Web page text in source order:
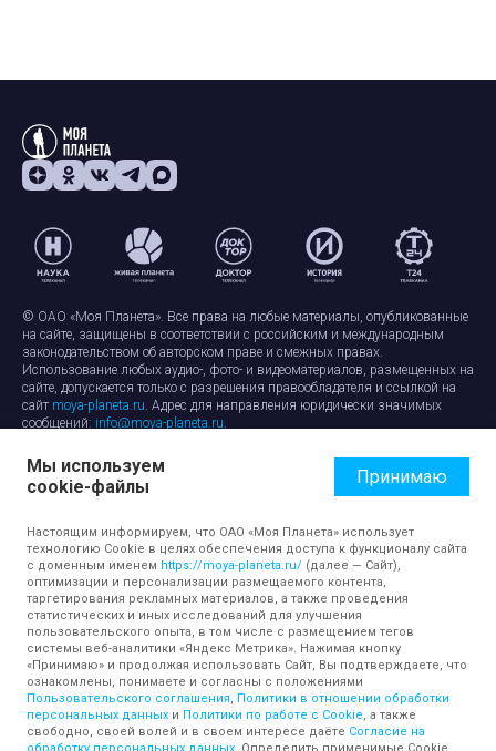
© ОАО «Моя Планета». Все права на любые материалы, опубликованные
на сайте, защищены в соответствии с российским и международным
законодательством об авторском праве и смежных правах.
Использование любых аудио-, фото- и видеоматериалов, размещенных на
сайте, допускается только с разрешения правообладателя и ссылкой на
сайт moya-planeta.ru. Адрес для направления юридически значимых
сообщений: info@moya-planeta.ru.
Правила сайтаРабота с cookie-файлами
Защита персональных данных
Обработка персональных данных
Мы используем
cookie-файлы
Принимаю
Настоящим информируем, что ОАО «Моя Планета» использует
технологию Cookie в целях обеспечения доступа к функционалу сайта
с доменным именем https://moya-planeta.ru/ (далее — Сайт),
оптимизации и персонализации размещаемого контента,
таргетирования рекламных материалов, а также проведения
статистических и иных исследований для улучшения
пользовательского опыта, в том числе с размещением тегов
системы веб-аналитики «Яндекс Метрика». Нажимая кнопку
«Принимаю» и продолжая использовать Сайт, Вы подтверждаете, что
ознакомлены, понимаете и согласны с положениями
Пользовательского соглашения, Политики в отношении обработки
персональных данных и Политики по работе с Cookie, а также
свободно, своей волей и в своем интересе даёте Согласие на